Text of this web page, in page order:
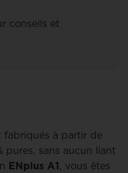
conseils et
fabriqués à partir de
pures, sans aucun liant
ENplus A1, vous êtes